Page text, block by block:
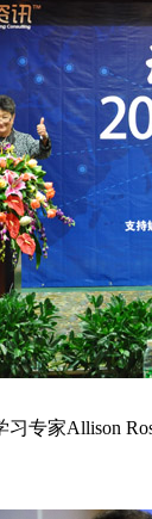
习专家Allison